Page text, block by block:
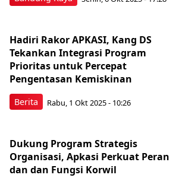
Berita
Hadiri Rakor APKASI, Kang DS
Tekankan Integrasi Program
Prioritas untuk Percepat
Pengentasan Kemiskinan
Rabu, 1 Okt 2025 - 10:26
Dukung Program Strategis
Organisasi, Apkasi Perkuat Peran
dan dan Fungsi Korwil